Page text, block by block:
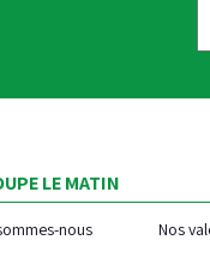
LE MATIN
nous Nos